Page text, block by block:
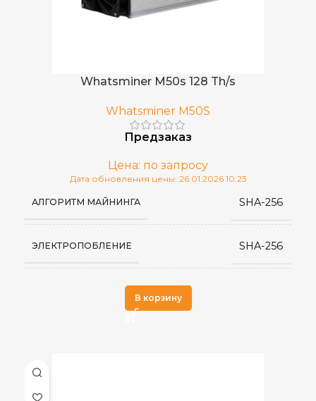
Whatsminer M50s 128 Th/s
Whatsminer M50S
Предзаказ
Цена: по запросу
Дата обновления цены: 26.01.2026 10:23
АЛГОРИТМ МАЙНИНГА SHA-256
ЭЛЕКТРОПОБЛЕНИЕ SHA-256
В корзину